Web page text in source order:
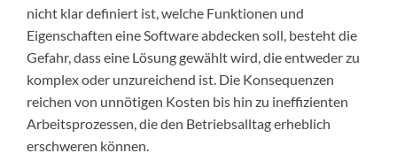
nicht klar definiert ist, welche Funktionen und
Eigenschaften eine Software abdecken soll, besteht die
Gefahr, dass eine Lösung gewählt wird, die entweder zu
komplex oder unzureichend ist. Die Konsequenzen
reichen von unnötigen Kosten bis hin zu ineffizienten
Arbeitsprozessen, die den Betriebsalltag erheblich
erschweren können.